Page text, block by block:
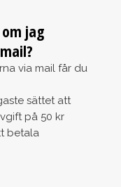
jag
via mail får du
sättet att
på 50 kr
betala